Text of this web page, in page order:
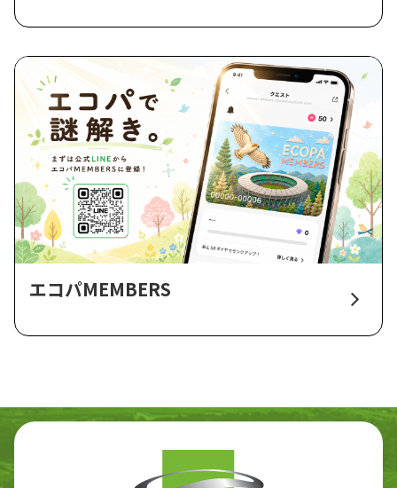
エコパMEMBERS